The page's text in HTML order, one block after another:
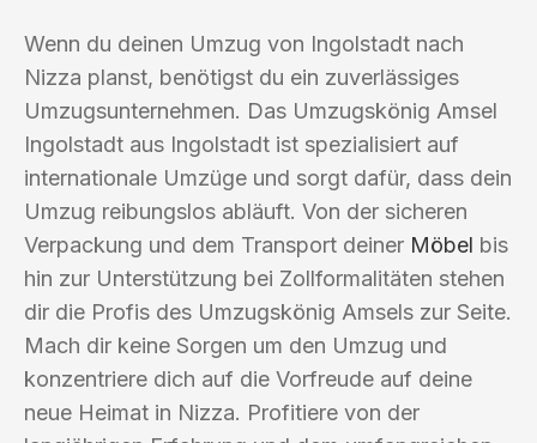
Wenn du deinen Umzug von Ingolstadt nach
Nizza planst, benötigst du ein zuverlässiges
Umzugsunternehmen. Das Umzugskönig Amsel
Ingolstadt aus Ingolstadt ist spezialisiert auf
internationale Umzüge und sorgt dafür, dass dein
Umzug reibungslos abläuft. Von der sicheren
Verpackung und dem Transport deiner Möbel bis
hin zur Unterstützung bei Zollformalitäten stehen
dir die Profis des Umzugskönig Amsels zur Seite.
Mach dir keine Sorgen um den Umzug und
konzentriere dich auf die Vorfreude auf deine
neue Heimat in Nizza. Profitiere von der